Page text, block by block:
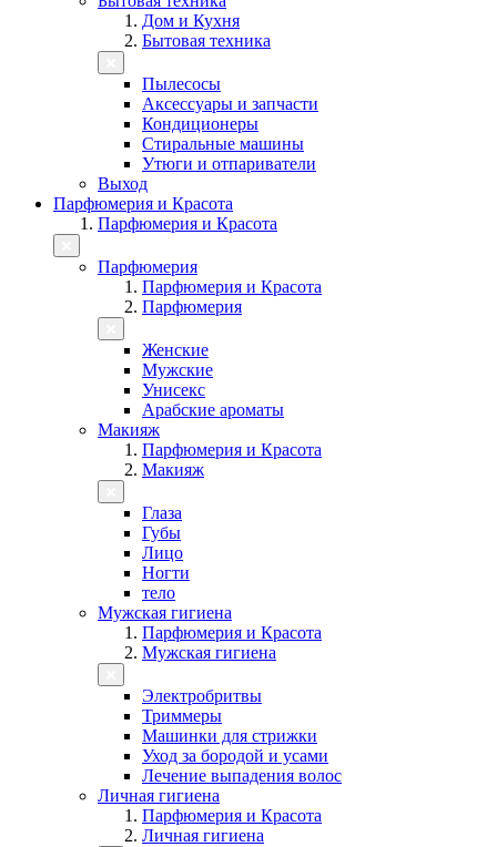
Дом и Кухня
Бытовая техника
Пылесосы
Аксессуары и запчасти
Кондиционеры
Стиральные машины
Утюги и отпариватели
Выход
Парфюмерия и Красота
Парфюмерия и Красота
Парфюмерия
Парфюмерия и Красота
Парфюмерия
Женские
Мужские
Унисекс
Арабские ароматы
Макияж
Парфюмерия и Красота
Макияж
Глаза
Губы
Лицо
Ногти
тело
Мужская гигиена
Парфюмерия и Красота
Мужская гигиена
Электробритвы
Триммеры
Машинки для стрижки
Уход за бородой и усами
Лечение выпадения волос
Личная гигиена
Парфюмерия и Красота
Личная гигиена